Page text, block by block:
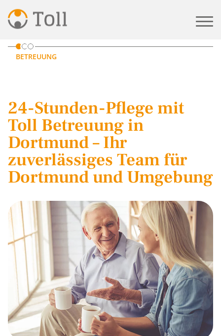
BETREUUNG
START PFLEGE IN DORTMUND
24-Stunden-Pflege mit
Toll Betreuung in
Dortmund – Ihr
zuverlässiges Team für
Dortmund und Umgebung